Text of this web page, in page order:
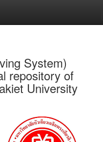
System)
repository of
University